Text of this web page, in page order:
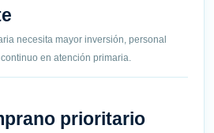
necesita mayor inversión, personal
en atención primaria.
prioritario